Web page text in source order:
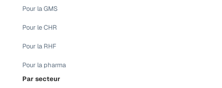
Pour la GMS
Pour le CHR
Pour la RHF
Pour la pharma
Par secteur